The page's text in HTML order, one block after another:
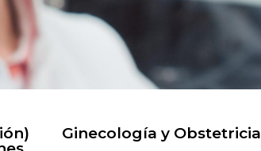
Ginecología y Obstetricia